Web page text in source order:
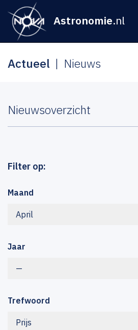
Astronomie.nl
Actueel Nieuws
Nieuwsoverzicht
Filter op:
Maand
April
Jaar
—
Trefwoord
Prijs